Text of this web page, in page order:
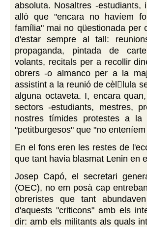
absoluta. Nosaltres -estudiants,
allò que "encara no havíem
família" mai no qüestionada per
d'estar sempre al tall:
propaganda, pintada de
volants, recitals per a recollir
obrers -o almanco per a la
assistint a la reunió de cèllula
alguna octaveta. I, encara
sectors -estudiants, mestres,
nostres tímides protestes a
"petitburgesos" que "no
En el fons eren les restes de
que tant havia blasmat Lenin en
Josep Capó, el secretari
(OEC), no em posà cap
obreristes que tant
d'aquests "criticons" amb els
dir: amb els militants als quals